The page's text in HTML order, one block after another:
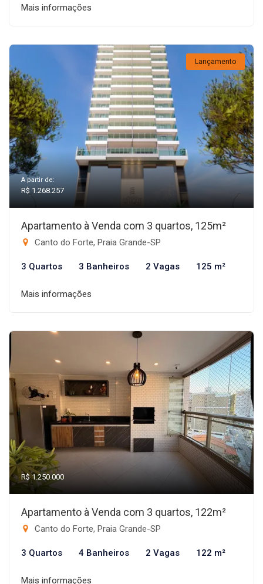
Mais informações
Lançamento
A partir de:
R$ 1.268.257
Apartamento à Venda com 3 quartos, 125m²
Canto do Forte, Praia Grande-SP
3 Quartos 3 Banheiros 2 Vagas 125 m²
Mais informações
R$ 1.250.000
Apartamento à Venda com 3 quartos, 122m²
Canto do Forte, Praia Grande-SP
3 Quartos 4 Banheiros 2 Vagas 122 m²
Mais informações